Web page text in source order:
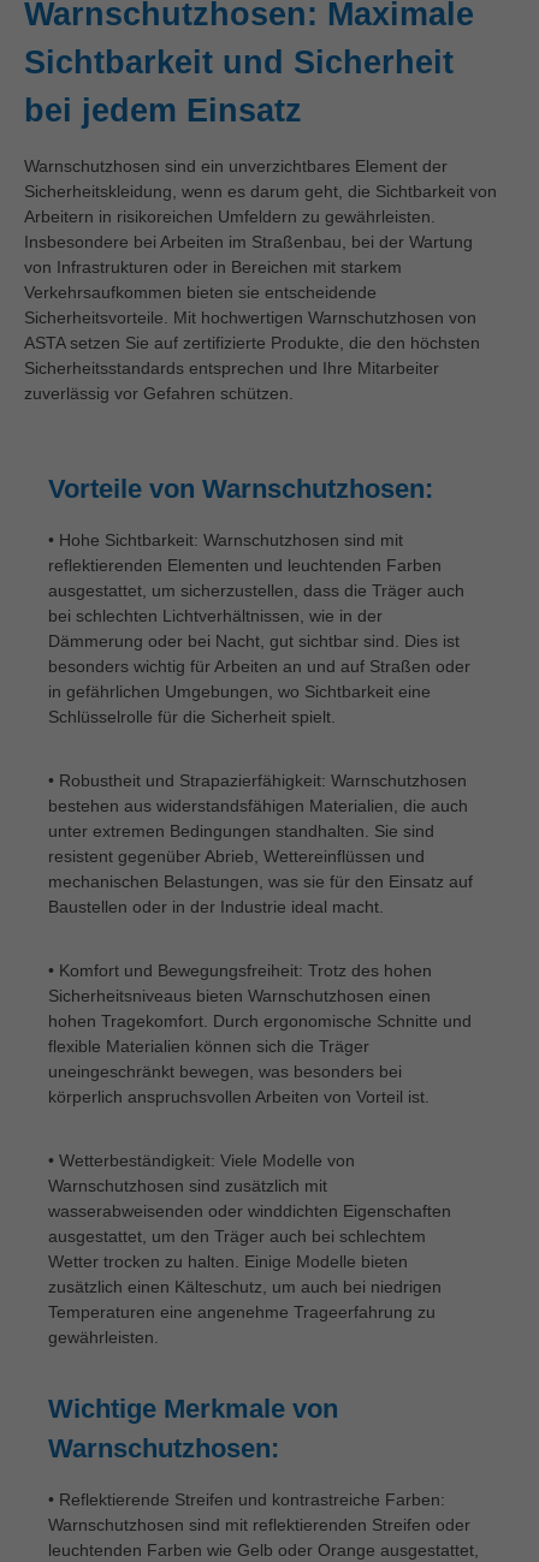
Warnschutzhosen: Maximale
Sichtbarkeit und Sicherheit
bei jedem Einsatz
Warnschutzhosen sind ein unverzichtbares Element der
Sicherheitskleidung, wenn es darum geht, die Sichtbarkeit von
Arbeitern in risikoreichen Umfeldern zu gewährleisten.
Insbesondere bei Arbeiten im Straßenbau, bei der Wartung
von Infrastrukturen oder in Bereichen mit starkem
Verkehrsaufkommen bieten sie entscheidende
Sicherheitsvorteile. Mit hochwertigen Warnschutzhosen von
ASTA setzen Sie auf zertifizierte Produkte, die den höchsten
Sicherheitsstandards entsprechen und Ihre Mitarbeiter
zuverlässig vor Gefahren schützen.
Vorteile von Warnschutzhosen:
• Hohe Sichtbarkeit: Warnschutzhosen sind mit
reflektierenden Elementen und leuchtenden Farben
ausgestattet, um sicherzustellen, dass die Träger auch
bei schlechten Lichtverhältnissen, wie in der
Dämmerung oder bei Nacht, gut sichtbar sind. Dies ist
besonders wichtig für Arbeiten an und auf Straßen oder
in gefährlichen Umgebungen, wo Sichtbarkeit eine
Schlüsselrolle für die Sicherheit spielt.
• Robustheit und Strapazierfähigkeit: Warnschutzhosen
bestehen aus widerstandsfähigen Materialien, die auch
unter extremen Bedingungen standhalten. Sie sind
resistent gegenüber Abrieb, Wettereinflüssen und
mechanischen Belastungen, was sie für den Einsatz auf
Baustellen oder in der Industrie ideal macht.
• Komfort und Bewegungsfreiheit: Trotz des hohen
Sicherheitsniveaus bieten Warnschutzhosen einen
hohen Tragekomfort. Durch ergonomische Schnitte und
flexible Materialien können sich die Träger
uneingeschränkt bewegen, was besonders bei
körperlich anspruchsvollen Arbeiten von Vorteil ist.
• Wetterbeständigkeit: Viele Modelle von
Warnschutzhosen sind zusätzlich mit
wasserabweisenden oder winddichten Eigenschaften
ausgestattet, um den Träger auch bei schlechtem
Wetter trocken zu halten. Einige Modelle bieten
zusätzlich einen Kälteschutz, um auch bei niedrigen
Temperaturen eine angenehme Trageerfahrung zu
gewährleisten.
Wichtige Merkmale von
Warnschutzhosen:
• Reflektierende Streifen und kontrastreiche Farben:
Warnschutzhosen sind mit reflektierenden Streifen oder
leuchtenden Farben wie Gelb oder Orange ausgestattet,